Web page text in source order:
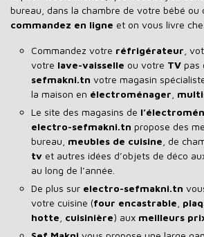
bureau, dans la chambre de votre bébé ou
commandez en ligne et on vous livre
Commandez votre réfrigérateur,
votre lave-vaisselle ou votre TV pas
sefmakni.tn votre magasin
la maison en électroménager,
Le site des magasins de
electro-sefmakni.tn propose des
bureau, meubles de cuisine, de
tv et autres idées d’objets de déco
au long de l’année.
De plus sur electro-sefmakni.tn
votre cuisine (four encastrable,
hotte, cuisinière) aux meilleurs